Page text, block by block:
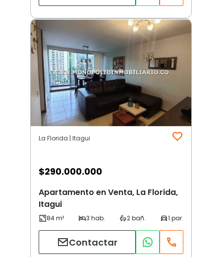
La Florida | Itagui
$290.000.000
Apartamento en Venta, La Florida,
Itagui
Contactar